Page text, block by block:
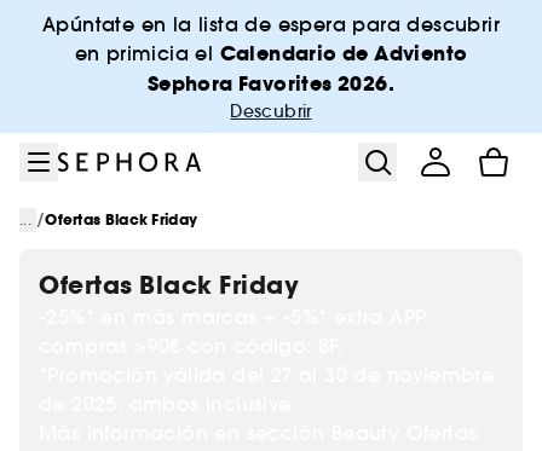
Ir al menú
Ir al contenido principal
Ir al pie de página
Apúntate en la lista de espera para descubrir
en primicia el Calendario de Adviento
Sephora Favorites 2026.
Descubrir
... /Ofertas Black Friday
Ofertas Black Friday